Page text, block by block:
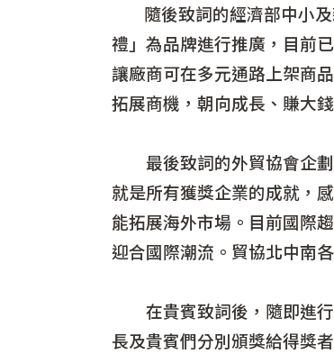
隨後致詞的經濟部中小及
禮」為品牌進行推廣，目前
讓廠商可在多元通路上架商
拓展商機，朝向成長、賺大
最後致詞的外貿協會企劃
就是所有獲獎企業的成就，
能拓展海外市場。目前國際
迎合國際潮流。貿協北中南
在貴賓致詞後，隨即進行
長及貴賓們分別頒獎給得獎